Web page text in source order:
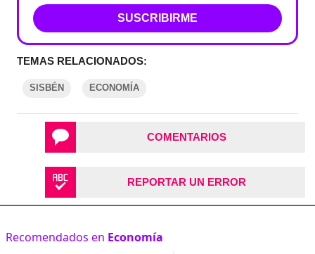
SUSCRIBIRME
TEMAS RELACIONADOS:
SISBÉN ECONOMÍA
COMENTARIOS
REPORTAR UN ERROR
Recomendados en Economía